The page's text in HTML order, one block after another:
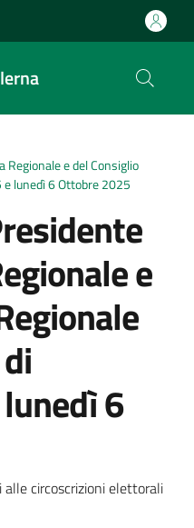
Regionale e del Consiglio
e lunedì 6 Ottobre 2025
e
6
alle circoscrizioni elettorali